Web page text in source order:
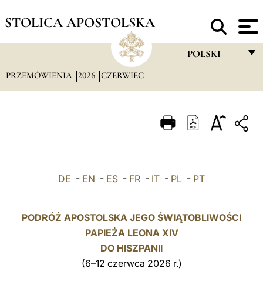
STOLICA APOSTOLSKA
POLSKI
ITALIANO
POLSKI
PRZEMÓWIENIA 2026 CZERWIEC
DE - EN - ES - FR - IT - PL - PT
PODRÓŻ APOSTOLSKA JEGO ŚWIĄTOBLIWOŚCI
PAPIEŻA LEONA XIV
DO HISZPANII
(6–12 czerwca 2026 r.)